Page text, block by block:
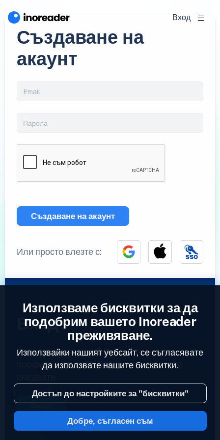
Вход
Създаване на
акаунт
Създаване на акаунт
Или просто влезте с:
Вход
Вече имате акаунт?Въведете вашият
профил за да достъпите емисиите които
Вход
2023 © Inoreader
Използваме бисквитки за да
подобрим вашето Inoreader
преживяване.
Използвайки нашият уебсайт, се съгласявате
да използвате нашите бисквитки.
Достъп до настройките за "бисквитки"
Добре, съгласен съм